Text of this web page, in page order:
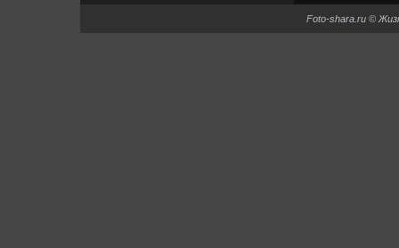
Foto-shara.ru ©